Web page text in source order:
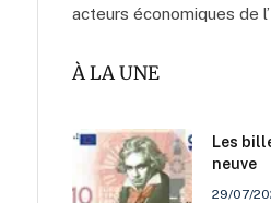
acteurs économiques de
À LA UNE
Les
neuve
29/07/